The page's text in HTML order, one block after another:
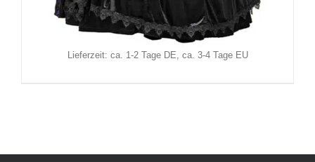
Inkl. MwSt.
zzgl.Versand
Lieferzeit: ca. 1-2 Tage DE, ca. 3-4 Tage EU